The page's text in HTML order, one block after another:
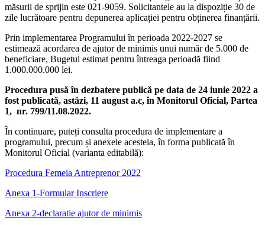
măsurii de sprijin este 021-9059. Solicitantele au la dispoziție 30 de
zile lucrătoare pentru depunerea aplicației pentru obținerea finanțării.
Prin implementarea Programului în perioada 2022-2027 se
estimează acordarea de ajutor de minimis unui număr de 5.000 de
beneficiare, Bugetul estimat pentru întreaga perioadă fiind
1.000.000.000 lei.
Procedura pusă în dezbatere publică pe data de 24 iunie 2022 a
fost publicată, astăzi, 11 august a.c, în Monitorul Oficial, Partea
1, nr. 799/11.08.2022.
În continuare, puteți consulta procedura de implementare a
programului, precum și anexele acesteia, în forma publicată în
Monitorul Oficial (varianta editabilă):
Procedura Femeia Antreprenor 2022
Anexa 1-Formular Inscriere
Anexa 2-declaratie ajutor de minimis